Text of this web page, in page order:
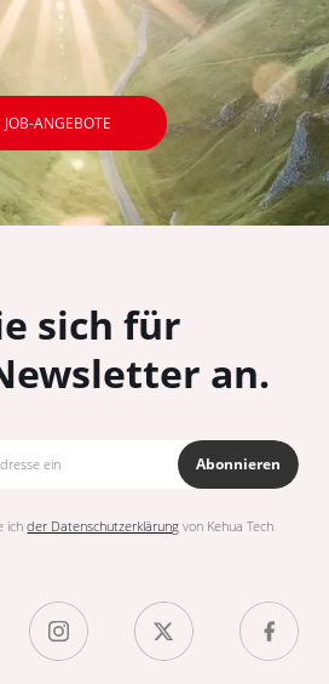
JOB-ANGEBOTE
sich für
an.
Abonnieren
ichder Datenschutzerklärung von Kehua Tech